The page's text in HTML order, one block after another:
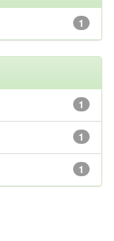
1
1
1
1